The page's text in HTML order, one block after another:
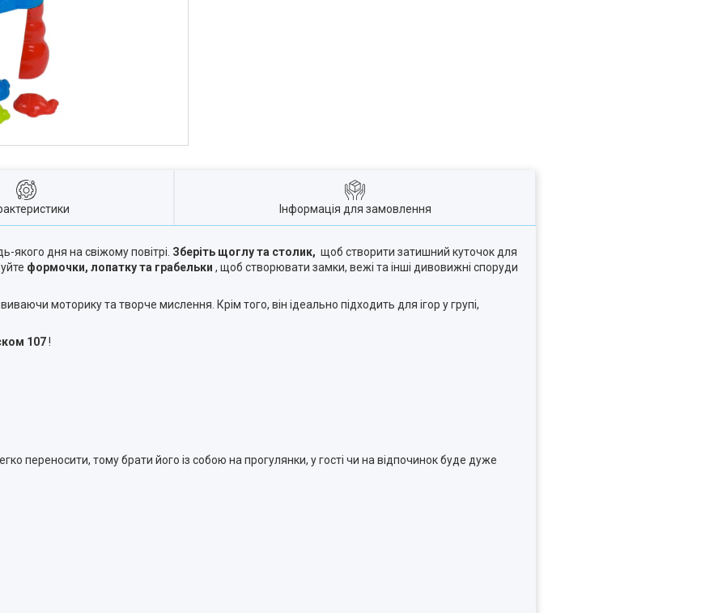
Інформація для замовлення
якого дня на свіжому повітрі. Зберіть щоглу та столик, щоб створити затишний куточок для
формочки, лопатку та грабельки , щоб створювати замки, вежі та інші дивовижні споруди
моторику та творче мислення. Крім того, він ідеально підходить для ігор у групі,
107!
переносити, тому брати його із собою на прогулянки, у гості чи на відпочинок буде дуже